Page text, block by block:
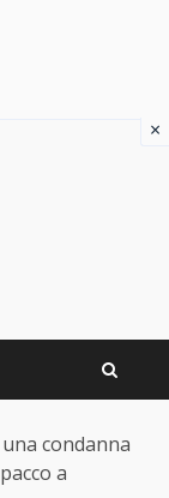
condanna
a
×